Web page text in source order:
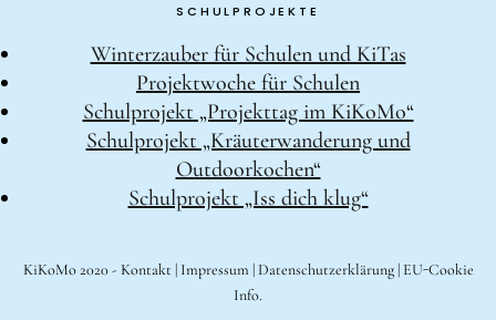
SCHULPROJEKTE
Winterzauber für Schulen und KiTas
Projektwoche für Schulen
Schulprojekt „Projekttag im KiKoMo“
Schulprojekt „Kräuterwanderung und
Outdoorkochen“
Schulprojekt „Iss dich klug“
KiKoMo 2020 - Kontakt | Impressum | Datenschutzerklärung| EU-Cookie
Info